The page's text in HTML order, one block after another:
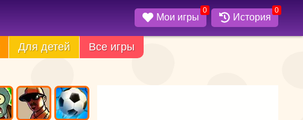
Мои игры
0
История
0
Для детей Все игры